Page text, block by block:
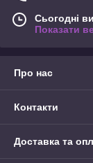
Сьогодні
Показати
Про нас
Контакти
Доставка та